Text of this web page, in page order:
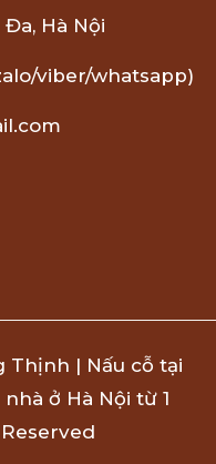
Đa, Hà Nội
viber/whatsapp)
Thịnh | Nấu cỗ tại
ở Hà Nội từ 1